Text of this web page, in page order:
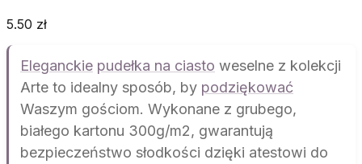
5.50 zł
Eleganckie pudełka na ciasto weselne z kolekcji
Arte to idealny sposób, by podziękować
Waszym gościom. Wykonane z grubego,
białego kartonu 300g/m2, gwarantują
bezpieczeństwo słodkości dzięki atestowi do